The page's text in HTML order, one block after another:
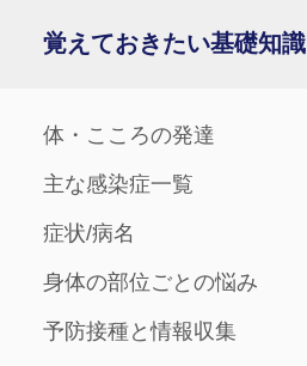
覚えておきたい基礎知識
体・こころの発達
主な感染症一覧
症状/病名
身体の部位ごとの悩み
予防接種と情報収集